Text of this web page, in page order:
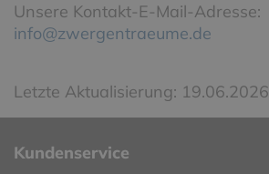
Unsere Kontakt-E-Mail-Adresse:
info@zwergentraeume.de
Letzte Aktualisierung: 19.06.2026
Kundenservice